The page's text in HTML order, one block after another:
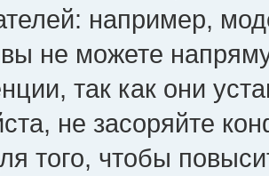
например,
не можете
так как они
не засоряйте
того, чтобы